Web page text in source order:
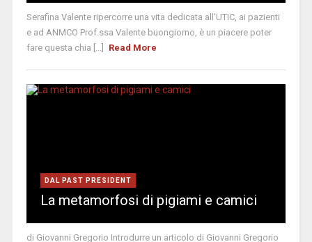
Serafina Valente ripercorre una vita dedicata all’UTIC, ai pazienti
e ad ANMCO Prof.ssa Valente buongiorno, è un piacere poter
fare questa chia [...]
Read More
DAL PAST PRESIDENT
La metamorfosi di pigiami e camici
di Giovanni Gregorio Introdurre un articolo di Giovanni Gregorio